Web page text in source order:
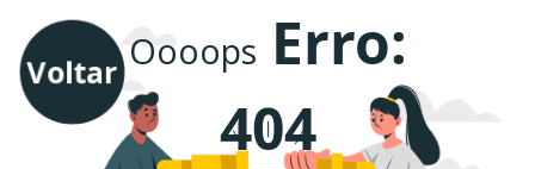
Oooops Erro:
404
Voltar